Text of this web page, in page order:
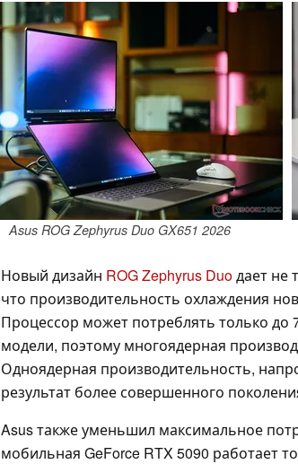
Asus ROG Zephyrus Duo GX651 2026
Новый дизайн ROG Zephyrus Duoдает не
что производительность охлаждения
Процессор может потреблять только до
модели, поэтому многоядерная
Одноядерная производительность,
результат более совершенного
Asus также уменьшил максимальное
мобильная GeForce RTX 5090 работает